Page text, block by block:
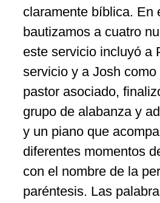
claramente bíblica. En
bautizamos a cuatro
este servicio incluyó a
servicio y a Josh como
pastor asociado,
grupo de alabanzay
y un piano que
diferentes momentos
con el nombre de la
paréntesis. Las